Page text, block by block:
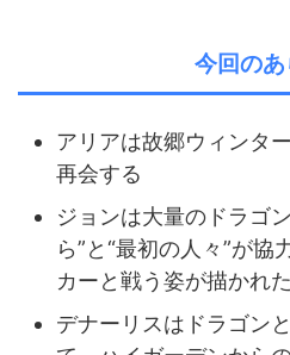
今回のあ
アリアは故郷ウィンタ
再会する
ジョンは大量のドラゴ
ら”と“最初の人々”が
カーと戦う姿が描かれ
デナーリスはドラゴン